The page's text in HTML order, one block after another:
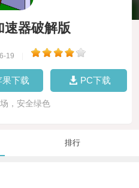
速器破解版
19
果下载 PC下载
，安全绿色
排行